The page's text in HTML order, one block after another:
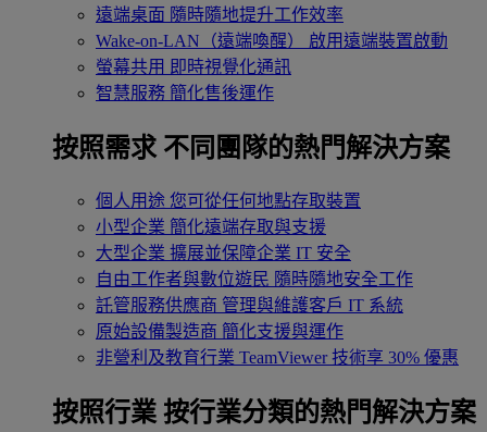
遠端桌面 隨時隨地提升工作效率
Wake-on-LAN（遠端喚醒）
啟用遠端裝置啟動
螢幕共用 即時視覺化通訊
智慧服務 簡化售後運作
按照需求 不同團隊的熱門解決方案
個人用途 您可從任何地點存取裝置
小型企業 簡化遠端存取與支援
大型企業 擴展並保障企業 IT 安全
自由工作者與數位遊民 隨時隨地安全工作
託管服務供應商 管理與維護客戶 IT 系統
原始設備製造商 簡化支援與運作
非營利及教育行業 TeamViewer 技術享 30% 優惠
按照行業 按行業分類的熱門解決方案